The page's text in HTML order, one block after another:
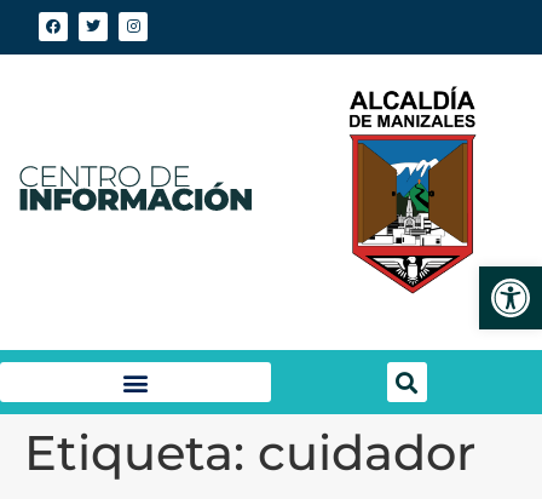
Etiqueta: cuidador